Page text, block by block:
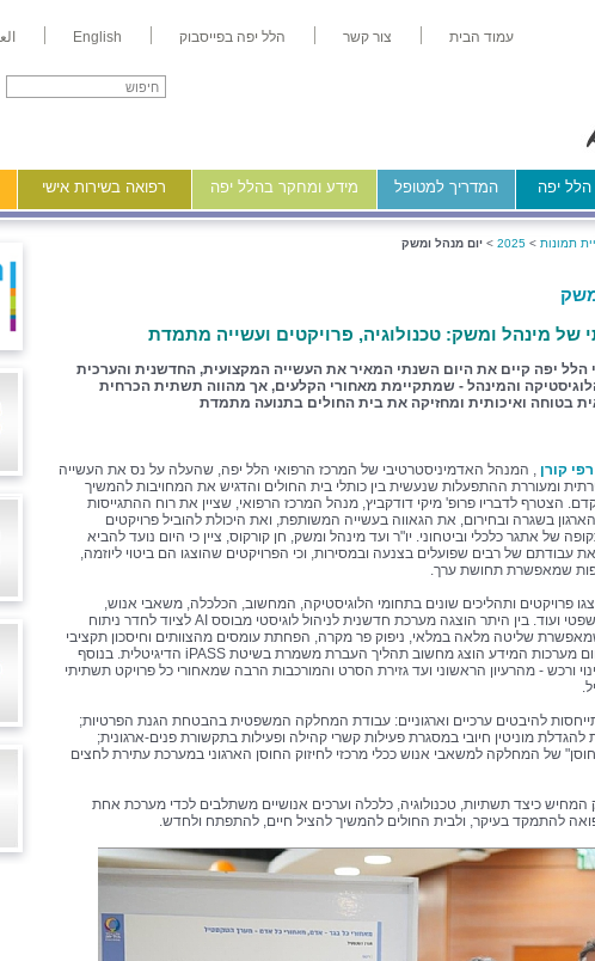
עמוד הבית צור קשר הלל יפה בפייסבוק English
הלל יפה המדריך למטופל מידע ומחקר בהלל יפה רפואה בשירות אישי
תמונות >
2025
> יום מנהל ומשק
של מינהל ומשק: טכנולוגיה, פרויקטים ועשייה מתמדת
הלל יפה קיים את היום השנתי המאיר את העשייה המקצועית, החדשנית והערכית
והמינהל - שמתקיימת מאחורי הקלעים, אך מהווה תשתית הכרחית
בטוחה ואיכותית ומחזיקה את בית החולים בתנועה מתמדת
רפי קורן , המנהל האדמיניסטרטיבי של המרכז הרפואי הלל יפה, שהעלה על נס את העשייה
ומעוררת ההתפעלות שנעשית בין כותלי בית החולים והדגיש את המחויבות להמשיך
הצטרף לדבריו פרופ' מיקי דודקביץ, מנהל המרכז הרפואי, שציין את רוח ההתגייסות
בשגרה ובחירום, את הגאווה בעשייה המשותפת, ואת היכולת להוביל פרויקטים
של אתגר כלכלי וביטחוני. יו"ר ועד מינהל ומשק, חן קורקוס, ציין כי היום נועד להביא
של רבים שפועלים בצנעה ובמסירות, וכי הפרויקטים שהוצגו הם ביטוי ליוזמה,
שמאפשרת תחושת ערך.
פרויקטים ותהליכים שונים בתחומי הלוגיסטיקה, המחשוב, הכלכלה, משאבי אנוש,
דוברות, ייעוץ משפטי ועוד. בין היתר הוצגה מערכת חדשנית לניהול לוגיסטי מבוסס AI לציוד לחדר ניתוח
שליטה מלאה במלאי, ניפוק פר מקרה, הפחתת עומסים מהצוותים וחיסכון תקציבי
משמעותי. בתחום מערכות המידע הוצג מחשוב תהליך העברת משמרת בשיטת iPASS הדיגיטלית. בנוסף
ורכש - מהרעיון הראשוני ועד גזירת הסרט והמורכבות הרבה שמאחורי כל פרויקט תשתיתי
להיבטים ערכיים וארגוניים: עבודת המחלקה המשפטית בהבטחת הגנת הפרטיות;
להגדלת מוניטין חיובי במסגרת פעילות קשרי קהילה ופעילות בתקשורת פנים-ארגונית;
של המחלקה למשאבי אנוש ככלי מרכזי לחיזוק החוסן הארגוני במערכת עתירת לחצים
המחיש כיצד תשתיות, טכנולוגיה, כלכלה וערכים אנושיים משתלבים לכדי מערכת אחת
להתמקד בעיקר, ולבית החולים להמשיך להציל חיים, להתפתח ולחדש.